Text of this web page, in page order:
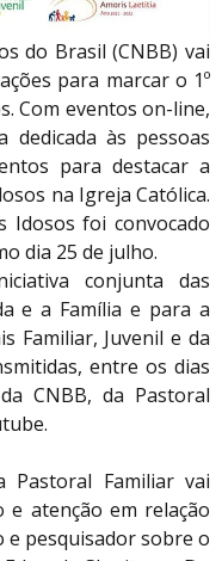
do Brasil (CNBB) vai
para marcar o 1º
Com eventos on-line,
às pessoas
para destacar a
na Igreja Católica.
Idosos foi convocado
dia 25 de julho.
conjunta das
e a Família e para a
Familiar, Juvenil e da
entre os dias
CNBB, da Pastoral
Familiar vai
atenção em relação
e pesquisador sobre o